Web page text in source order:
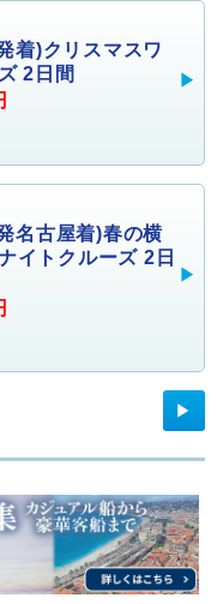
着)クリスマスワ
2日間
名古屋着)春の横
イトクルーズ 2日
▶